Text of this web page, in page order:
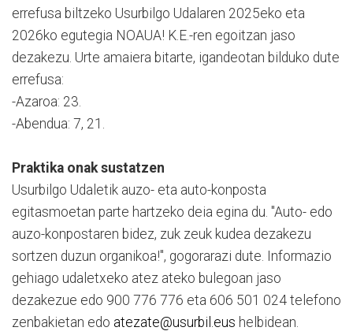
errefusa biltzeko Usurbilgo Udalaren 2025eko eta
2026ko egutegia NOAUA! K.E.-ren egoitzan jaso
dezakezu. Urte amaiera bitarte, igandeotan bilduko dute
errefusa:
-Azaroa: 23.
-Abendua: 7, 21.
Praktika onak sustatzen
Usurbilgo Udaletik auzo- eta auto-konposta
egitasmoetan parte hartzeko deia egina du. "Auto- edo
auzo-konpostaren bidez, zuk zeuk kudea dezakezu
sortzen duzun organikoa!", gogorarazi dute. Informazio
gehiago udaletxeko atez ateko bulegoan jaso
dezakezue edo 900 776 776 eta 606 501 024 telefono
zenbakietan edo atezate@usurbil.eus helbidean.